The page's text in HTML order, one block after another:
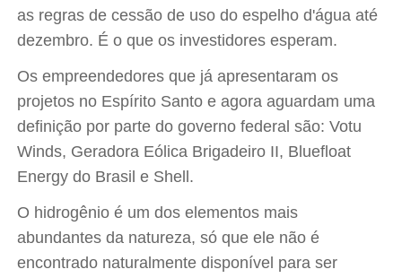
as regras de cessão de uso do espelho d'água até
dezembro. É o que os investidores esperam.
Os empreendedores que já apresentaram os
projetos no Espírito Santo e agora aguardam uma
definição por parte do governo federal são: Votu
Winds, Geradora Eólica Brigadeiro II, Bluefloat
Energy do Brasil e Shell.
O hidrogênio é um dos elementos mais
abundantes da natureza, só que ele não é
encontrado naturalmente disponível para ser